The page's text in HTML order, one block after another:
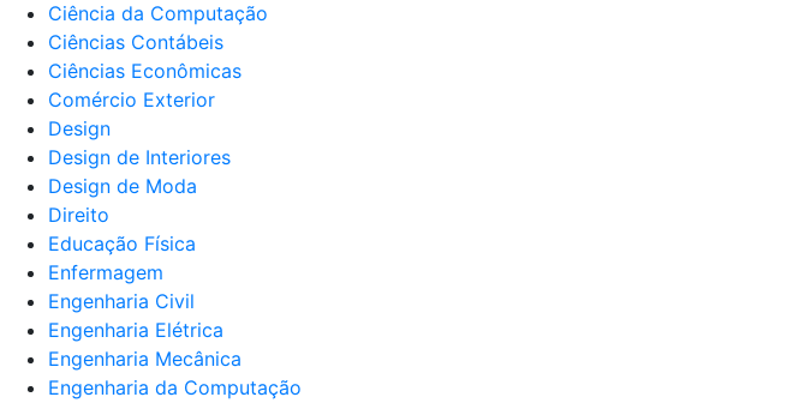
Ciência da Computação
Ciências Contábeis
Ciências Econômicas
Comércio Exterior
Design
Design de Interiores
Design de Moda
Direito
Educação Física
Enfermagem
Engenharia Civil
Engenharia Elétrica
Engenharia Mecânica
Engenharia da Computação